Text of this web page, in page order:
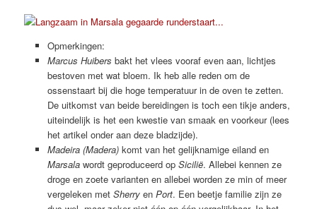
Opmerkingen:
Marcus Huibers bakt het vlees vooraf even aan, lichtjes
bestoven met wat bloem. Ik heb alle reden om de
ossenstaart bij die hoge temperatuur in de oven te zetten.
De uitkomst van beide bereidingen is toch een tikje anders,
uiteindelijk is het een kwestie van smaak en voorkeur (lees
het artikel onder aan deze bladzijde).
Madeira (Madera)komt van het gelijknamige eiland en
Marsalawordt geproduceerd op Sicilië. Allebei kennen ze
droge en zoete varianten en allebei worden ze min of meer
vergeleken met Sherryen Port. Een beetje familie zijn ze